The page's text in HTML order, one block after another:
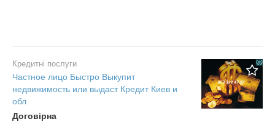
Кредитні послуги
Частное лицо Быстро Выкупит
недвижимость или выдаст Кредит Киев и
обл
Договірна